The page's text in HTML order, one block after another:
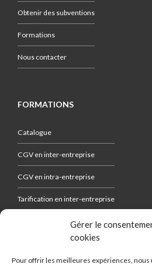
Gérer le
cookies
Pour offrir les meilleures expériences, nous
Obtenir des subventions
Formations
Nous contacter
FORMATIONS
Catalogue
CGV en inter-entreprise
CGV en intra-entreprise
Tarification en inter-entreprise